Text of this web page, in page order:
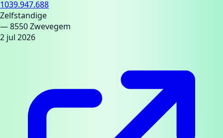
1039.947.688
Zelfstandige
— 8550 Zwevegem
2 jul 2026